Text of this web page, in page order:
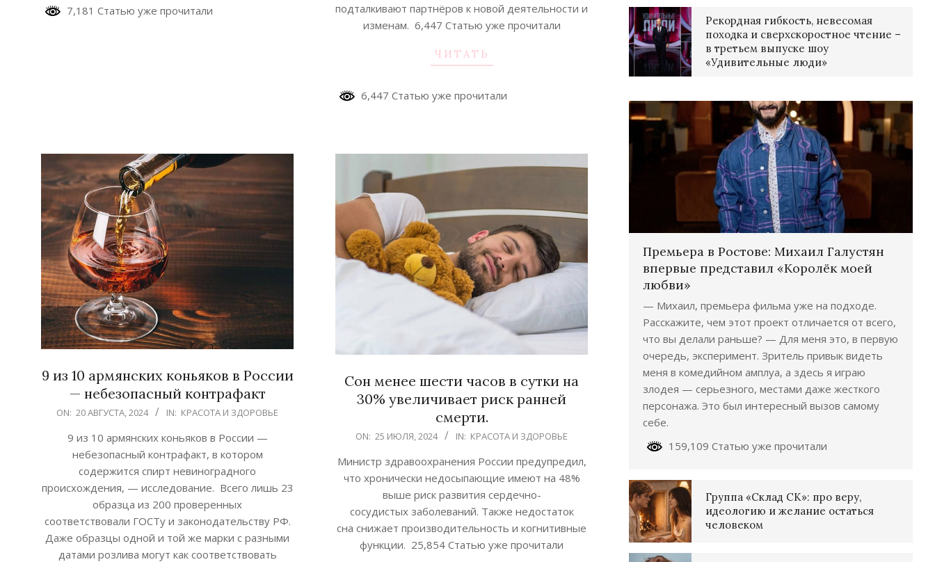
7,181 Статью уже прочитали
подталкивают партнёров к новой деятельности и
изменам. 6,447 Статью уже прочитали
ЧИТАТЬ
6,447 Статью уже прочитали
9 из 10 армянских коньяков в России
— небезопасный контрафакт
2024-
ON: 20 АВГУСТА, 2024 IN: КРАСОТА И ЗДОРОВЬЕ
9 из 10 армянских коньяков в России —
небезопасный контрафакт, в котором
содержится спирт невиноградного
происхождения, — исследование. Всего лишь 23
образца из 200 проверенных
соответствовали ГОСТу и законодательству РФ.
Даже образцы одной и той же марки с разными
датами розлива могут как соответствовать
Сон менее шести часов в сутки на
30% увеличивает риск ранней
смерти.
2024-
25
ON: 25 ИЮЛЯ, 2024 IN: КРАСОТА И ЗДОРОВЬЕ
Министр здравоохранения России предупредил,
что хронически недосыпающие имеют на 48%
выше риск развития сердечно-
сосудистых заболеваний. Также недостаток
сна снижает производительность и когнитивные
функции. 25,854 Статью уже прочитали
Рекордная гибкость, невесомая
походка и сверхскоростное чтение –
в третьем выпуске шоу
«Удивительные люди»
Премьера в Ростове: Михаил Галустян
впервые представил «Королёк моей
любви»
— Михаил, премьера фильма уже на подходе.
Расскажите, чем этот проект отличается от всего,
что вы делали раньше? — Для меня это, в первую
очередь, эксперимент. Зритель привык видеть
меня в комедийном амплуа, а здесь я играю
злодея — серьезного, местами даже жесткого
персонажа. Это был интересный вызов самому
себе.
159,109 Статью уже прочитали
Группа «Склад СК»: про веру,
идеологию и желание остаться
человеком